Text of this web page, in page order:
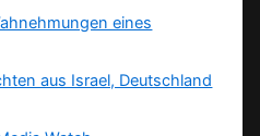
eines
aus Israel, Deutschland